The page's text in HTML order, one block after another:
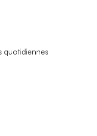
quotidiennes